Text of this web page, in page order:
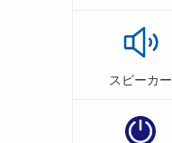
スピーカー